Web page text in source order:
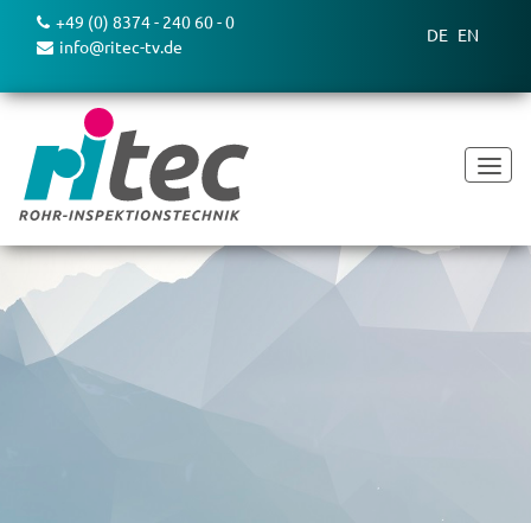
+49 (0) 8374 - 240 60 - 0
info@ritec-tv.de
DE EN